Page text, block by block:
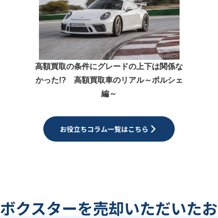
高額買取の条件にグレードの上下は関係な
かった!? 高額買取車のリアル～ポルシェ
編～
お役立ちコラム一覧はこちら
クスターを売却いただいた